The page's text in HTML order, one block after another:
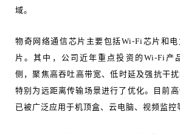
域。
物奇网络通信芯片主要包括Wi-Fi芯片和
片。其中，公司近年重点投资的Wi-Fi产
侧，聚焦高吞吐高带宽、低时延及强抗干扰
特别为远距离传输场景进行了优化。目前
已被广泛应用于机顶盒、云电脑、视频监控